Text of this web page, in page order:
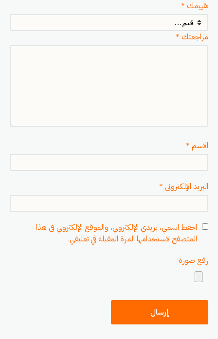
تقييمك *
مراجعتك *
الاسم *
البريد الإلكتروني *
احفظ اسمي، بريدي الإلكتروني، والموقع الإلكتروني في هذا
المتصفح لاستخدامها المرة المقبلة في تعليقي.
رفع صورة